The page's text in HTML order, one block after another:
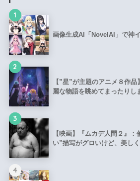
1
画像生成AI「NovelAI」で神
2
【”星”が主題のアニメ８作
麗な物語を眺めてまったりし
3
【映画】『ムカデ人間２』
い”描写がグロいけど、美しく
4